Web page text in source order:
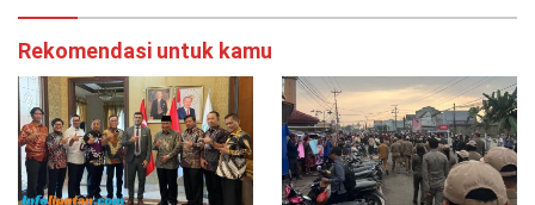
Rekomendasi untuk kamu